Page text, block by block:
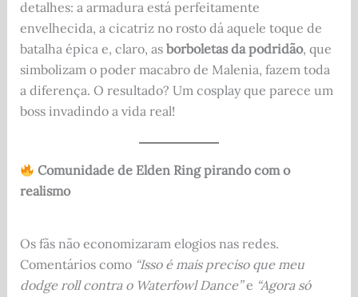
detalhes: a armadura está perfeitamente
envelhecida, a cicatriz no rosto dá aquele toque de
batalha épica e, claro, as borboletas da podridão, que
simbolizam o poder macabro de Malenia, fazem toda
a diferença. O resultado? Um cosplay que parece um
boss invadindo a vida real!
Comunidade de Elden Ring pirando com o
realismo
Os fãs não economizaram elogios nas redes.
Comentários como “Isso é mais preciso que meu
dodge roll contra o Waterfowl Dance”e “Agora só